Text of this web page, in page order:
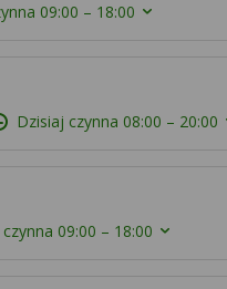
09:00 – 18:00
Dzisiaj czynna 08:00 – 20:00
09:00 – 18:00